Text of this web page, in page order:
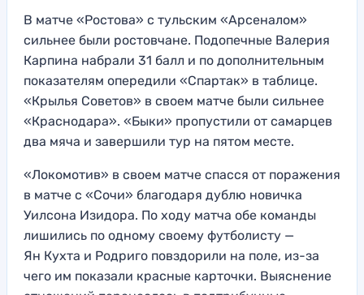
В матче «Ростова» с тульским «Арсеналом»
сильнее были ростовчане. Подопечные Валерия
Карпина набрали 31 балл и по дополнительным
показателям опередили «Спартак» в таблице.
«Крылья Советов» в своем матче были сильнее
«Краснодара». «Быки» пропустили от самарцев
два мяча и завершили тур на пятом месте.
«Локомотив» в своем матче спасся от поражения
в матче с «Сочи» благодаря дублю новичка
Уилсона Изидора. По ходу матча обе команды
лишились по одному своему футболисту —
Ян Кухта и Родриго повздорили на поле, из-за
чего им показали красные карточки. Выяснение